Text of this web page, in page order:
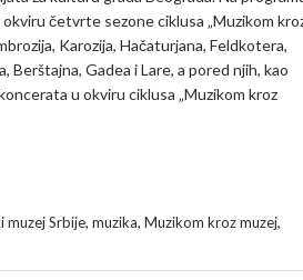
četvrte sezone ciklusa „Muzikom
Karozija, Hačaturjana, Feldkotera,
Berštajna, Gadea i Lare, a pored njih, kao
u okviru ciklusa „Muzikom kroz
muzej Srbije, muzika, Muzikom kroz muzej,